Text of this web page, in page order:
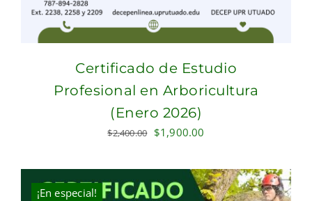
Certificado de Estudio
Profesional en Arboricultura
(Enero 2026)
$2,400.00 Original
was:
$2,400.00.
$1,900.00
is:
$1,900.00.
¡En especial!